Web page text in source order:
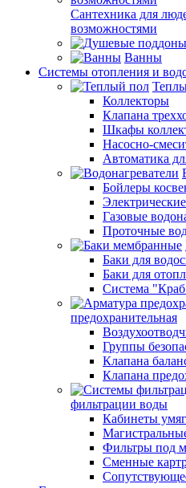
Сантехника для
возможностями
Ванны
Системы отопления и
Коллекторы
Клапана
Шкафы
Насосно-
Автоматика
Бойлеры
Газовые
Проточные
Баки для
Баки для
Система
предохранительная
Группы
Клапана
Клапана
фильтрации воды
Кабинеты
Фильтры под
Сменные